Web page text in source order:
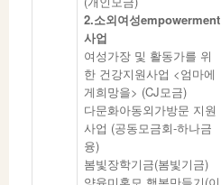
2.소외여성empowerment
사업
여성가장 및 활동가를 위
한 건강지원사업 <엄마에
게희망을> (CJ모금)
다문화아동외가방문 지원
사업 (공동모금회-하나금
융)
봄빛장학기금(봄빛기금)